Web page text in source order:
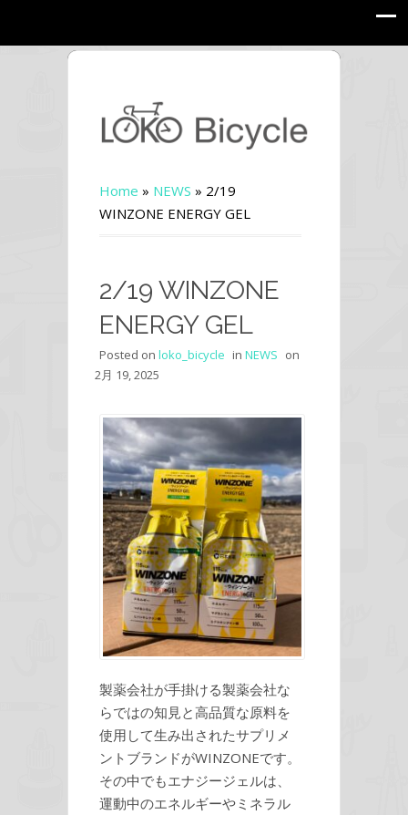
Home » NEWS » 2/19
WINZONE ENERGY GEL
2/19 WINZONE
ENERGY GEL
Posted on loko_bicycle in NEWS on
2月 19, 2025
製薬会社が手掛ける製薬会社な
らではの知見と高品質な原料を
使用して生み出されたサプリメ
ントブランドがWINZONEです。
その中でもエナジージェルは、
運動中のエネルギーやミネラル